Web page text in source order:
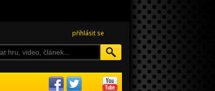
přihlásit se